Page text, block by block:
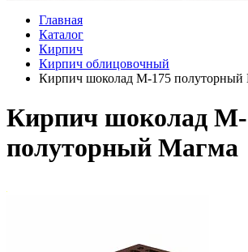
Главная
Каталог
Кирпич
Кирпич облицовочный
Кирпич шоколад М-175 полуторный
Кирпич шоколад М-
полуторный Магма